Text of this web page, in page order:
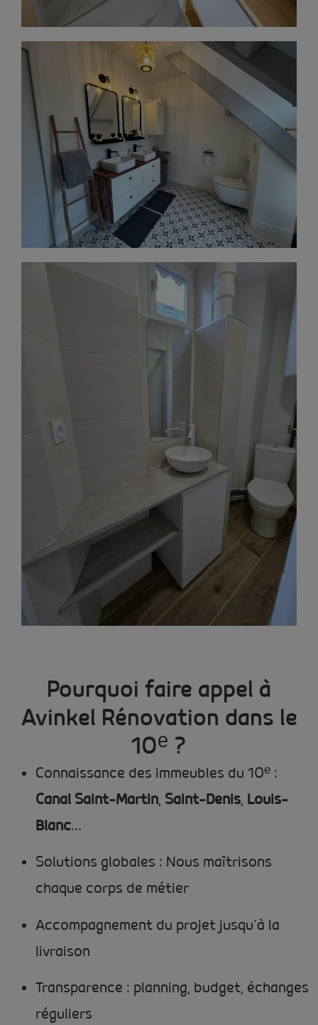
Pourquoi faire appel à
Avinkel Rénovation dans le
10ᵉ ?
Connaissance des immeubles du 10ᵉ :
Canal Saint-Martin, Saint-Denis, Louis-
Blanc…
Solutions globales : Nous maîtrisons
chaque corps de métier
Accompagnement du projet jusqu’à la
livraison
Transparence : planning, budget, échanges
réguliers